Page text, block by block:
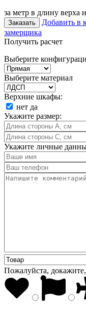
за метр в длину верха
Заказать Добавить в
замерщика
Получить расчет
Выберите
Выберите материал
Верхние шкафы:
нет да
Укажите размер:
Укажите личные
Пожалуйста,